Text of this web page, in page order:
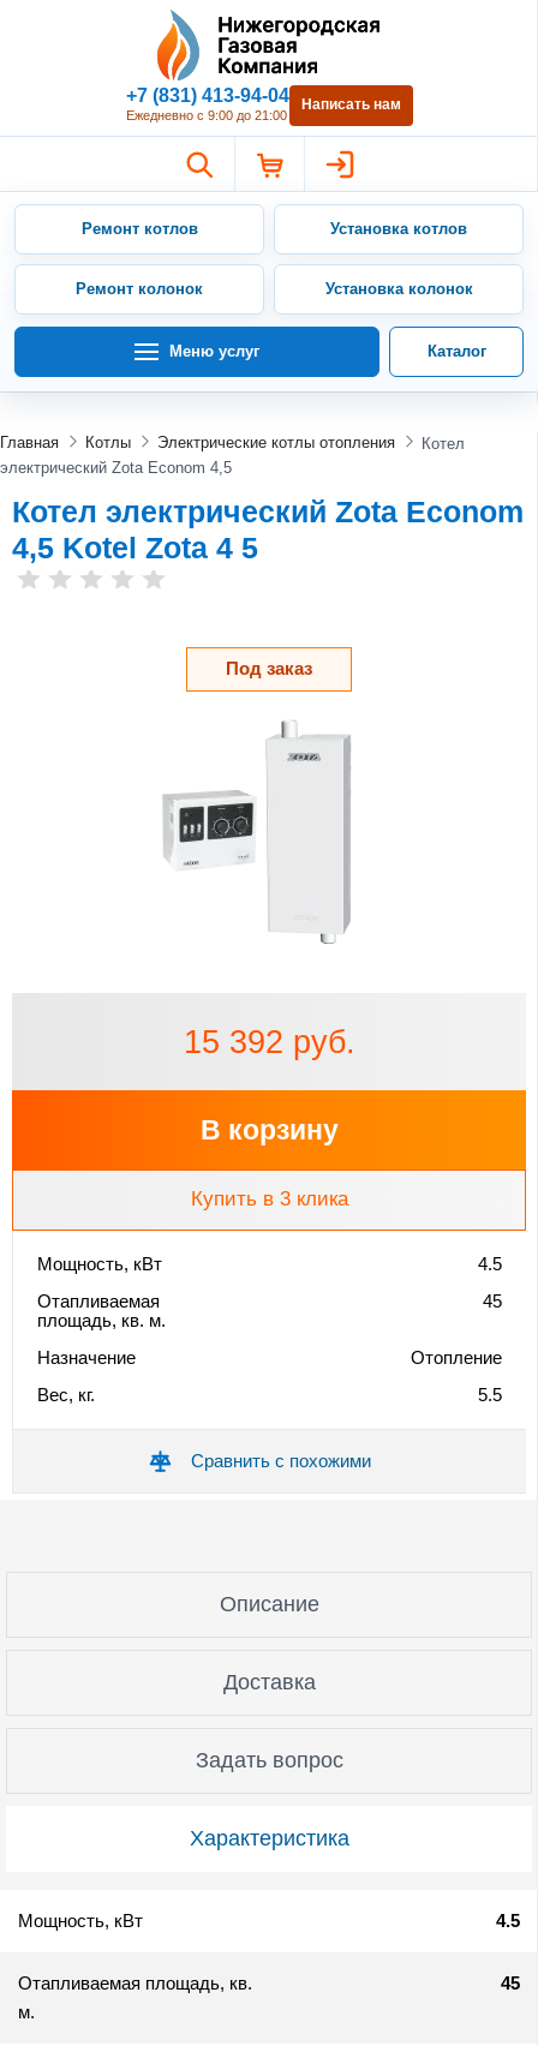
Нижегородская Газовая
+7 (831) 413-94-04
Ежедневно с 9:00 до 21:00
Написать нам
Ремонт котлов Установка котлов
Ремонт колонок Установка колонок
Меню услуг Каталог
Главная Котлы Электрические котлы отопления
Котел
электрический Zota Econom 4,5
Котел электрический Zota Econom
4,5 Kotel Zota 4 5
Под заказ
15 392 руб.
В корзину
Купить в 3 клика
Мощность, кВт
4.5
Отапливаемая
площадь, кв. м.
45
Назначение
Отопление
Вес, кг.
5.5
Сравнить с похожими
Характеристика
Описание
Доставка
Задать вопрос
Мощность, кВт 4.5
Отапливаемая площадь, кв.
м.
45